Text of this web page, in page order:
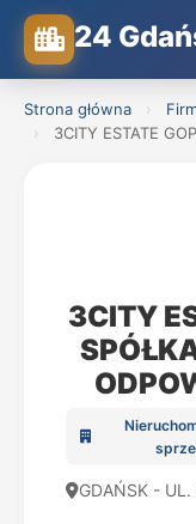
24
Strona główna ›
›
3CITY ESTATE
3CITY
GDAŃSK - UL.